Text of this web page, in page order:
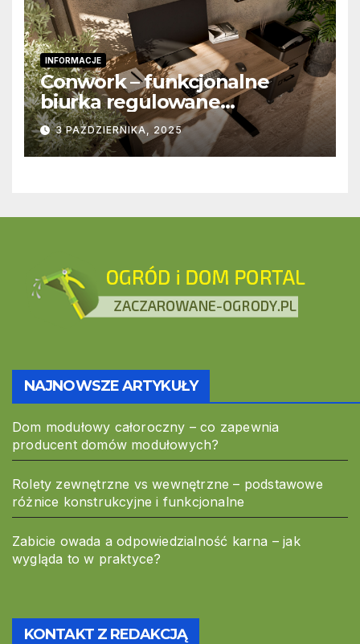
INFORMACJE
Conwork – funkcjonalne
biurka regulowane
stworzone z myślą o
nowoczesnych
przestrzeniach pracy
3 PAŹDZIERNIKA, 2025
NAJNOWSZE ARTYKUŁY
Dom modułowy całoroczny – co zapewnia
producent domów modułowych?
Rolety zewnętrzne vs wewnętrzne – podstawowe
różnice konstrukcyjne i funkcjonalne
Zabicie owada a odpowiedzialność karna – jak
wygląda to w praktyce?
KONTAKT Z REDAKCJĄ